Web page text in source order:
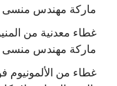
ماركة مهندس منسى
غطاء معدنية من
ماركة مهندس منسى
غطاء من الألمونيوم